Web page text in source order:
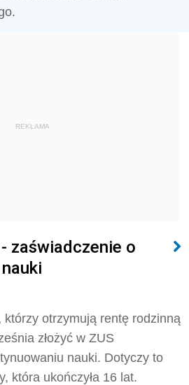
REKLAMA
zaświadczenie o
którzy otrzymują rentę rodzinną
złożyć w ZUS
nauki. Dotyczy to
która ukończyła 16 lat.